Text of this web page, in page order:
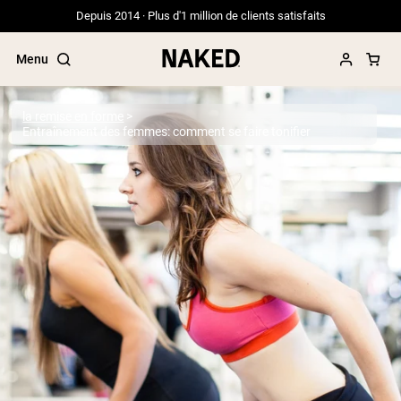
Depuis 2014 · Plus d'1 million de clients satisfaits
Menu
Termes de recherche populaires
”Protein Powder“
”Overnight Oats“
”Vegan protein“
”Collagen“
”Micellar Casein“
PROTÉINES EN POUDRE Meilleure Vente
Protéine de pois
Protéine de Whey en Poudre
Peptides de collagène
Entraînement des femmes: comment se faire tonifier